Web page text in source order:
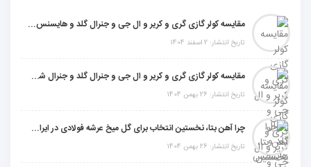
مقایسه کولر گازی گری و کریر و ال جی و جنرال گلد و هایسنس و مدیا و اجنرال
تاریخ انتشار: 2 اسفند 1404
مقایسه کولر گازی گری و کریر و ال جی و جنرال گلد و جنرال شکار و سامسونگ و یونیوا
تاریخ انتشار: 26 بهمن 1404
چرا آهن بتا، نخستین انتخاب برای گل میخ عرشه فولادی در ایران است؟
تاریخ انتشار: 26 بهمن 1404